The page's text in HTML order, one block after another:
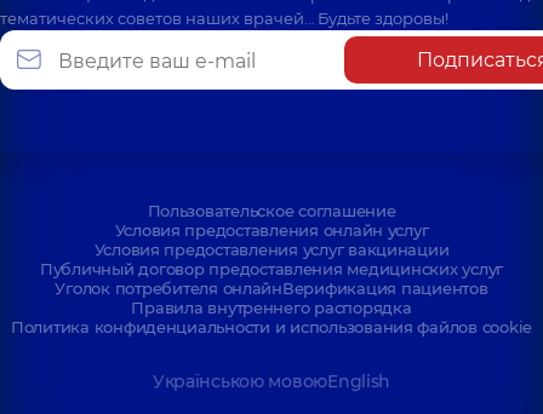
тематических советов наших врачей… Будьте здоровы!
Пользовательское соглашение
Условия предоставления онлайн услуг
Условия предоставления услуг вакцинации
Публичный договор предоставления медицинских услуг
Уголок потребителя онлайнВерификация пациентов
Правила внутреннего распорядка
Политика конфиденциальности и использования файлов cookie
Українською мовоюEnglish